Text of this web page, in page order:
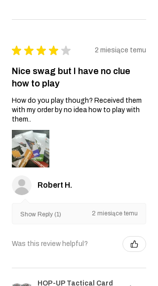
★ ★ ★ ★ ★ 2 miesiące temu
Nice swag but I have no clue
how to play
How do you play though? Received them
with my order by no idea how to play with
them..
Robert H.
Show Reply (1) 2 miesiące temu
Was this review helpful?
HOP-UP Tactical Card